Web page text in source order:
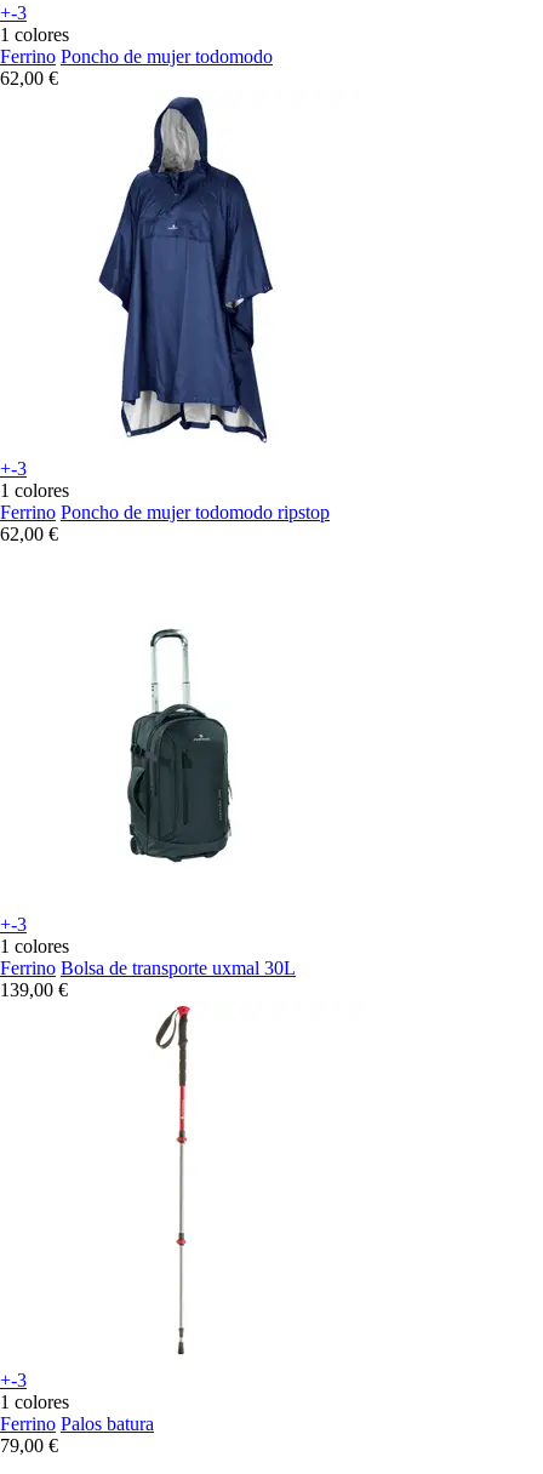
+-3
1 colores
Ferrino Poncho de mujer todomodo
62,00 €
+-3
1 colores
Ferrino Poncho de mujer todomodo ripstop
62,00 €
+-3
1 colores
Ferrino Bolsa de transporte uxmal 30L
139,00 €
+-3
1 colores
Ferrino Palos batura
79,00 €